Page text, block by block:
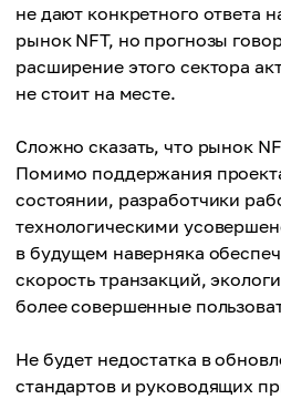
не дают конкретного ответа
рынок NFT, но прогнозы
расширение этого сектора
не стоит на месте.
Сложно сказать, что рынок
Помимо поддержания
состоянии, разработчики
технологическими
в будущем наверняка
скорость транзакций,
более совершенные
Не будет недостатка в
стандартов и руководящих